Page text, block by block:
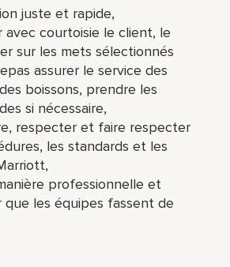
juste et rapide,
avec courtoisie le client, le
sur les mets sélectionnés
assurer le service des
boissons, prendre les
si nécessaire,
respecter et faire respecter
les standards et les
professionnelle et
que les équipes fassent de